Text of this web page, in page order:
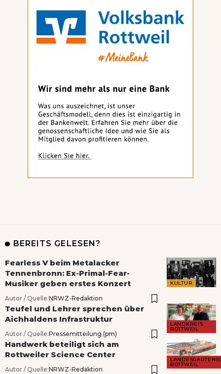
BEREITS GELESEN?
KULTUR
Fearless V beim Metalacker
Tennenbronn: Ex-Primal-Fear-
Musiker geben erstes Konzert
Autor / Quelle:NRWZ-Redaktion
LANDKREIS
ROTTWEIL
Teufel und Lehrer sprechen über
Aichhaldens Infrastruktur
Autor / Quelle:Pressemitteilung (pm)
ROTTWEIL
Handwerk beteiligt sich am
Rottweiler Science Center
Autor / Quelle:NRWZ-Redaktion